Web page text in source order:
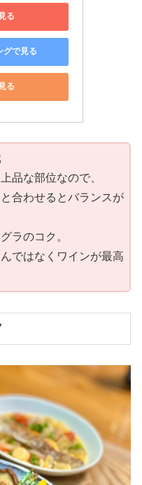
る
グで見る
る
品な部位なので、
合わせるとバランスが
ラのコク。
ではなくワインが最高